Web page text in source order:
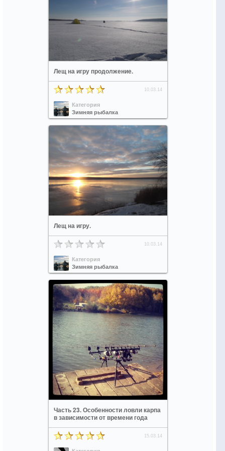
Лещ на игру продолжение.
10.03.14
Категория
Зимняя рыбалка
Лещ на игру.
10.03.14
Категория
Зимняя рыбалка
Часть 23. Особенности ловли карпа
в зависимости от времени года
15.03.14